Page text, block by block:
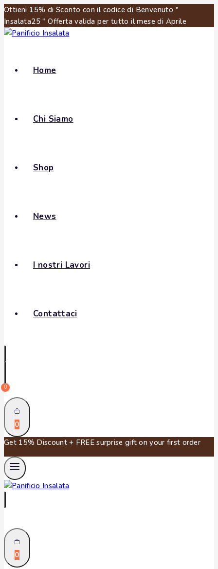
Ottieni 15% di Sconto con il codice di Benvenuto "
Insalata25 " Offerta valida per tutto il mese di Aprile
Home
Chi Siamo
Shop
News
I nostri Lavori
Contattaci
0
0
Get 15% Discount + FREE surprise gift on your first order
0